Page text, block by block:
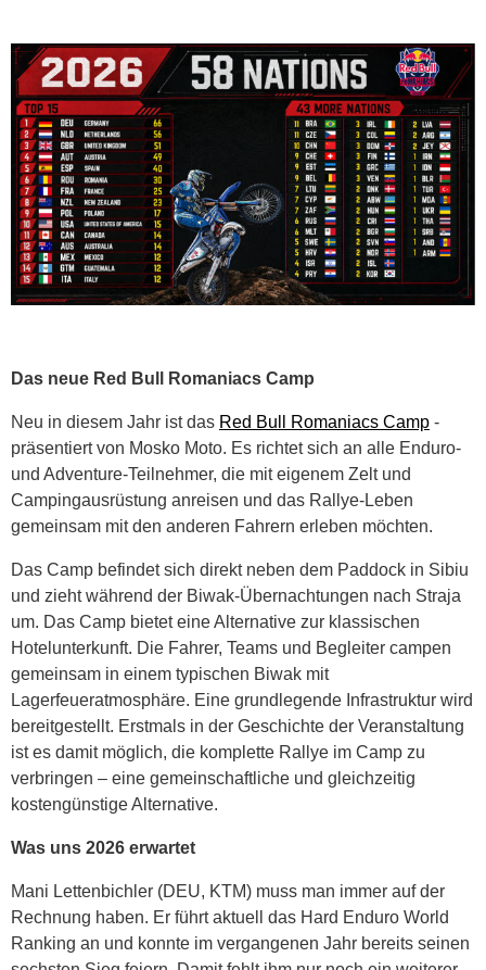
Das neue Red Bull Romaniacs Camp
Neu in diesem Jahr ist das Red Bull Romaniacs Camp -
präsentiert von Mosko Moto. Es richtet sich an alle Enduro-
und Adventure-Teilnehmer, die mit eigenem Zelt und
Campingausrüstung anreisen und das Rallye-Leben
gemeinsam mit den anderen Fahrern erleben möchten.
Das Camp befindet sich direkt neben dem Paddock in Sibiu
und zieht während der Biwak-Übernachtungen nach Straja
um. Das Camp bietet eine Alternative zur klassischen
Hotelunterkunft. Die Fahrer, Teams und Begleiter campen
gemeinsam in einem typischen Biwak mit
Lagerfeueratmosphäre. Eine grundlegende Infrastruktur wird
bereitgestellt. Erstmals in der Geschichte der Veranstaltung
ist es damit möglich, die komplette Rallye im Camp zu
verbringen – eine gemeinschaftliche und gleichzeitig
kostengünstige Alternative.
Was uns 2026 erwartet
Mani Lettenbichler (DEU, KTM) muss man immer auf der
Rechnung haben. Er führt aktuell das Hard Enduro World
Ranking an und konnte im vergangenen Jahr bereits seinen